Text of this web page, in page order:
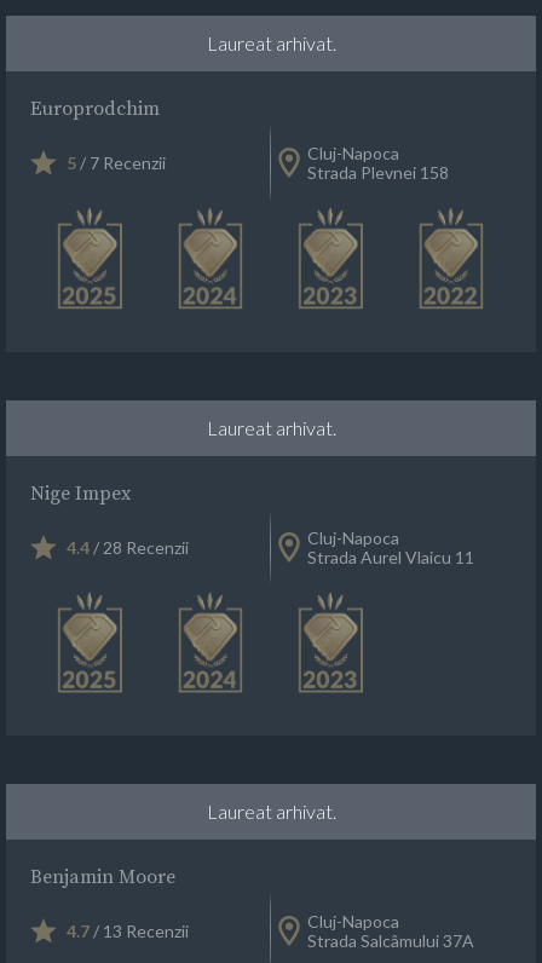
Laureat arhivat.
Europrodchim
5/ 7 Recenzii
Cluj-Napoca
Strada Plevnei 158
Laureat arhivat.
Nige Impex
4.4/ 28 Recenzii
Cluj-Napoca
Strada Aurel Vlaicu 11
Laureat arhivat.
Benjamin Moore
4.7/ 13 Recenzii
Cluj-Napoca
Strada Salcâmului 37A